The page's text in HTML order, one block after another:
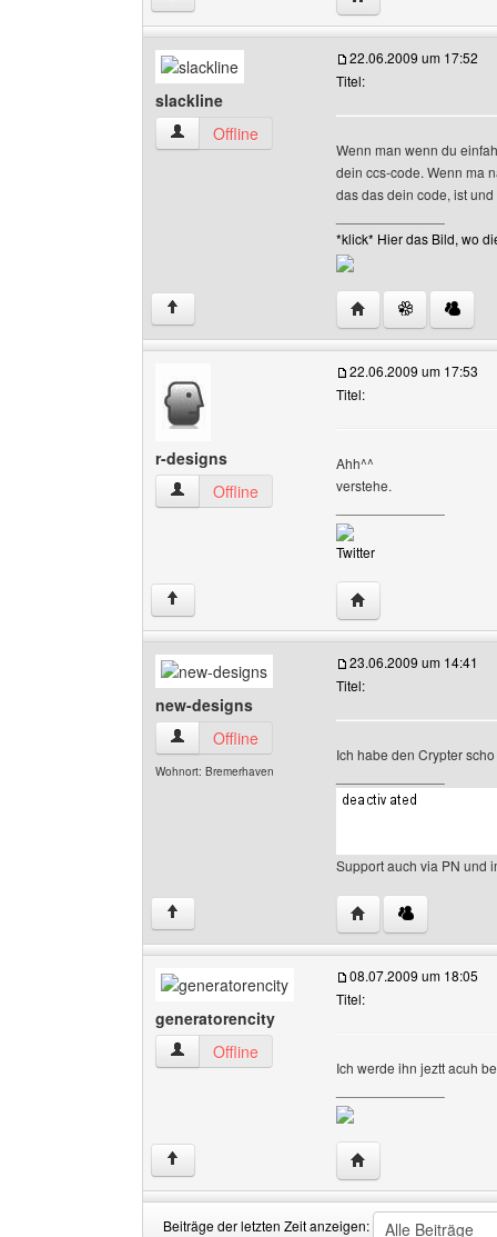
slackline
slackline Benutzer-Profile anzeigen
Offline
22.06.2009 um 17:52
Titel:
Wenn man wenn du
dein ccs-code. Wenn ma
das das dein code, ist
*klick* Hier das Bild, wo
↑ Website dieses
r-designs
r-designs Benutzer-Profile anzeigen
Offline
22.06.2009 um 17:53
Titel:
Ahh^^
verstehe.
Twitter
↑ Website dieses
new-designs
new-designs Benutzer-Profile anzeigen
Offline
Wohnort: Bremerhaven
23.06.2009 um 14:41
Titel:
Ich habe den Crypter
Support auch via PN und
↑ Website dieses
generatorencity
generatorencity Benutzer-Profile anzeigen
Offline
08.07.2009 um 18:05
Titel:
Ich werde ihn jeztt acuh
↑ Website dieses
Beiträge der letzten Zeit anzeigen: